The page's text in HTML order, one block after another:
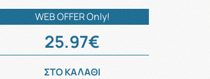
WEB OFFER Only!
25.97€
ΣΤΟ ΚΑΛΑΘΙ